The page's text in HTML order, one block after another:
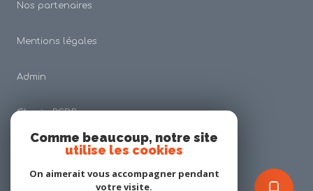
Nos partenaires
Mentions légales
Admin
Charte RGDP
Nos honoraires
Comme beaucoup, notre site
utilise les cookies
On aimerait vous accompagner pendant
votre visite.